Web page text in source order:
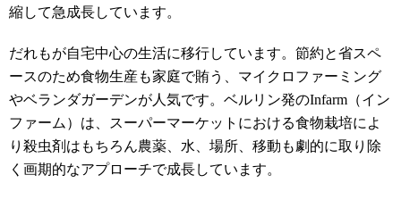
縮して急成長しています。
だれもが自宅中心の生活に移行しています。節約と省スペ
ースのため食物生産も家庭で賄う、マイクロファーミング
やベランダガーデンが人気です。ベルリン発のInfarm（イン
ファーム）は、スーパーマーケットにおける食物栽培によ
り殺虫剤はもちろん農薬、水、場所、移動も劇的に取り除
く画期的なアプローチで成長しています。